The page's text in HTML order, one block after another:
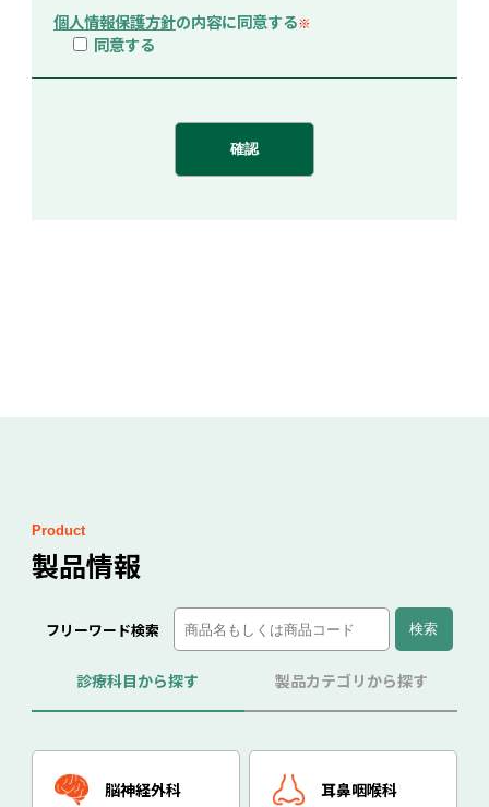
個人情報保護方針の内容に同意する※
同意する
Product
製品情報
フリーワード検索
診療科目から探す 製品カテゴリから探す
脳神経外科 耳鼻咽喉科